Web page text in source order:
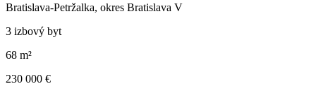
Bratislava-Petržalka, okres Bratislava V
3 izbový byt
68 m²
230 000 €